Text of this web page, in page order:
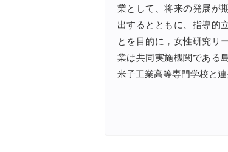
業として、将来の発展が
出するとともに、指導的
とを目的に，女性研究リ
業は共同実施機関である
米子工業高等専門学校と連